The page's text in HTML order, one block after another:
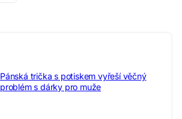
Pánská trička s potiskem vyřeší věčný
problém s dárky pro muže